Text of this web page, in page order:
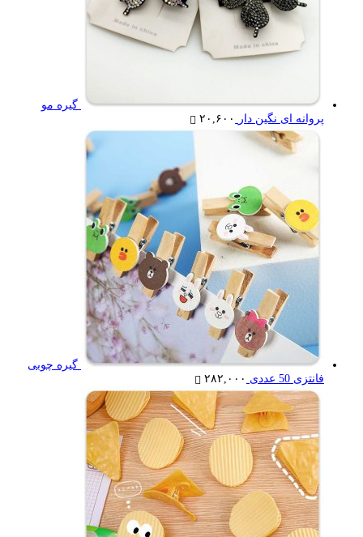
گیره مو
پروانه ای نگین دار
۲۰,۶۰۰
گیره چوبی
فانتزی 50 عددی
۲۸۲,۰۰۰